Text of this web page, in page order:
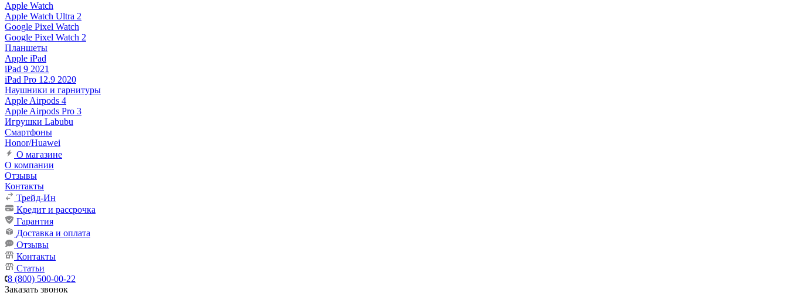
Apple Watch
Apple Watch Ultra 2
Google Pixel Watch
Google Pixel Watch 2
Планшеты
Apple iPad
iPad 9 2021
iPad Pro 12.9 2020
Наушники и гарнитуры
Apple Airpods 4
Apple Airpods Pro 3
Игрушки Labubu
Смартфоны
Honor/Huawei
О магазине
О компании
Отзывы
Контакты
Трейд-Ин
Кредит и рассрочка
Гарантия
Доставка и оплата
Отзывы
Контакты
Статьи
8 (800) 500-00-22
Заказать звонок